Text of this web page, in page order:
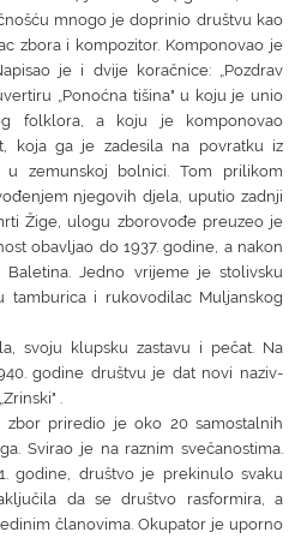
mnogo je doprinio društvu kao
zbora i kompozitor. Komponovao je
je i dvije koračnice: „Pozdrav
„Ponoćna tišina" u koju je unio
folklora, a koju je komponovao
koja ga je zadesila na povratku iz
zemunskoj bolnici. Tom prilikom
njegovih djela, uputio zadnji
Žige, ulogu zborovođe preuzeo je
obavljao do 1937. godine, a nakon
Jedno vrijeme je stolivsku
tamburica i rukovodilac Muljanskog
svoju klupsku zastavu i pečat. Na
godine društvu je dat novi naziv-
.
zbor priredio je oko 20 samostalnih
Svirao je na raznim svečanostima.
godine, društvo je prekinulo svaku
da se društvo rasformira, a
članovima. Okupator je uporno